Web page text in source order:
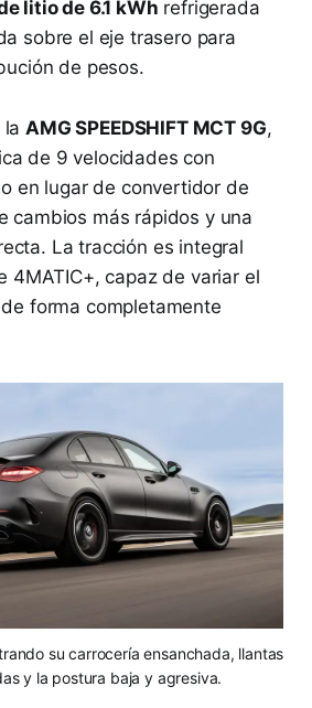
litio de 6.1 kWh refrigerada
sobre el eje trasero para
de pesos.
laAMG SPEEDSHIFT MCT 9G,
de 9 velocidades con
en lugar de convertidor de
cambios más rápidos y una
La tracción es integral
4MATIC+, capaz de variar el
forma completamente
su carrocería ensanchada, llantas
y la postura baja y agresiva.